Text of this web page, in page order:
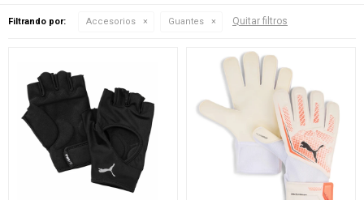
Filtrando por: Accesorios Guantes Quitar filtros